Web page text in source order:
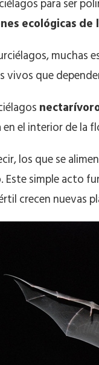
para ser
ecológicas de
muchas
vivos que
el interior de la
los que se
Este simple acto
crecen nuevas